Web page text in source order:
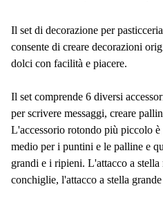
Il set di decorazione per
consente di creare decorazioni
dolci con facilità e piacere.
Il set comprende 6 diversi
per scrivere messaggi, creare
L'accessorio rotondo più piccolo
medio per i puntini e le palline e
grandi e i ripieni. L'attacco a
conchiglie, l'attacco a stella